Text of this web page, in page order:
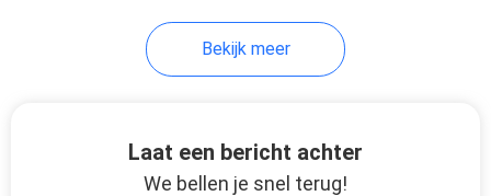
KWALITEITSCONTROLE
EVA Storage Case
Bekijk meer
Laat een bericht achter
We bellen je snel terug!